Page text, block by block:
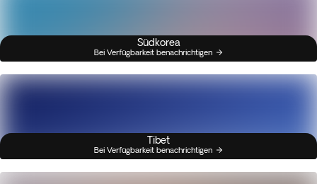
Südkorea
Bei Verfügbarkeit benachrichtigen
Tibet
Bei Verfügbarkeit benachrichtigen